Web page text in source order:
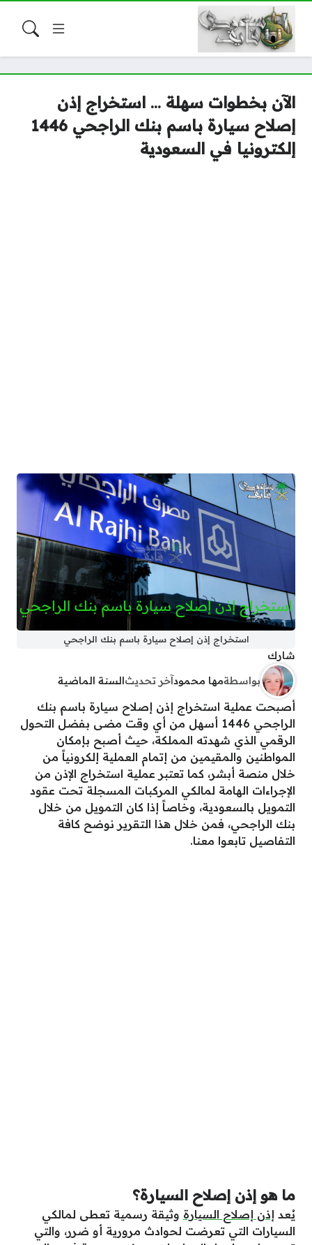
الآن بخطوات سهلة … استخراج إذن
إصلاح سيارة باسم بنك الراجحي 1446
إلكترونيا في السعودية
استخراج إذن إصلاح سيارة باسم بنك الراجحي
شارك
بواسطةمها محمودآخر تحديثالسنة الماضية
أصبحت عملية استخراج إذن إصلاح سيارة باسم بنك
الراجحي 1446 أسهل من أي وقت مضى بفضل التحول
الرقمي الذي شهدته المملكة، حيث أصبح بإمكان
المواطنين والمقيمين من إتمام العملية إلكرونياً من
خلال منصة أبشر، كما تعتبر عملية استخراج الإذن من
الإجراءات الهامة لمالكي المركبات المسجلة تحت عقود
التمويل بالسعودية، وخاصاً إذا كان التمويل من خلال
بنك الراجحي، فمن خلال هذا التقرير نوضح كافة
التفاصيل تابعوا معنا.
ما هو إذن إصلاح السيارة؟
يُعد إذن إصلاح السيارة وثيقة رسمية تعطى لمالكي
السيارات التي تعرضت لحوادث مرورية أو ضرر، والتي